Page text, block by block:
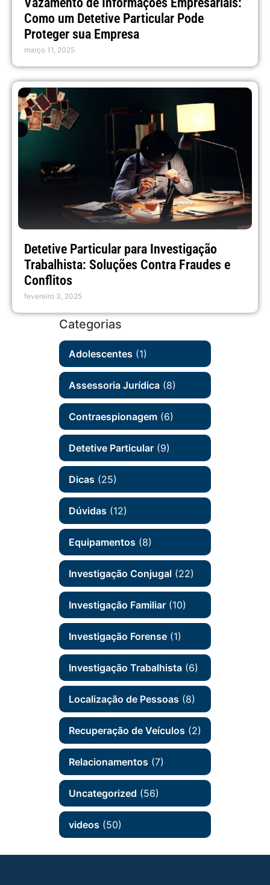
Como um Detetive Particular Pode
Proteger sua Empresa
março 11, 2025
Detetive Particular para Investigação
Trabalhista: Soluções Contra Fraudes e
Conflitos
fevereiro 3, 2025
Categorias
Adolescentes (1)
Assessoria Jurídica (8)
Contraespionagem (6)
Detetive Particular (9)
Dicas (25)
Dúvidas (12)
Equipamentos (8)
Investigação Conjugal (22)
Investigação Familiar (10)
Investigação Forense (1)
Investigação Trabalhista (6)
Localização de Pessoas (8)
Recuperação de Veículos (2)
Relacionamentos (7)
Uncategorized (56)
videos (50)